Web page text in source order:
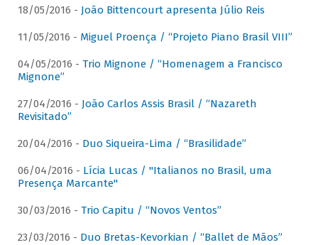
18/05/2016 - João Bittencourt apresenta Júlio Reis
11/05/2016 - Miguel Proença / “Projeto Piano Brasil VIII”
04/05/2016 - Trio Mignone / “Homenagem a Francisco
Mignone”
27/04/2016 - João Carlos Assis Brasil / “Nazareth
Revisitado”
20/04/2016 - Duo Siqueira-Lima / “Brasilidade”
06/04/2016 - Lícia Lucas / "Italianos no Brasil, uma
Presença Marcante"
30/03/2016 - Trio Capitu / “Novos Ventos”
23/03/2016 - Duo Bretas-Kevorkian / “Ballet de Mãos”